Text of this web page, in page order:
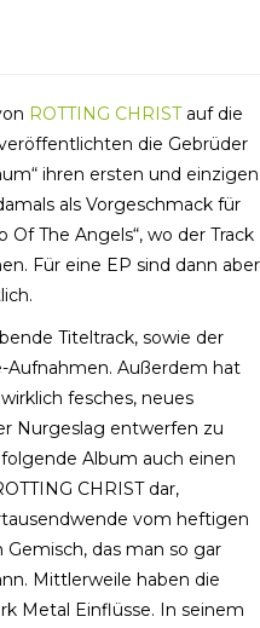
ROTTING CHRISTauf die
die Gebrüder
ihren ersten und einzigen
als Vorgeschmack für
The Angels“, wo der Track
Für eine EP sind dann aber
Titeltrack, sowie der
Aufnahmen. Außerdem hat
fesches, neues
Nurgeslag entwerfen zu
Album auch einen
CHRIST dar,
vom heftigen
das man so gar
Mittlerweile haben die
Metal Einflüsse. In seinem